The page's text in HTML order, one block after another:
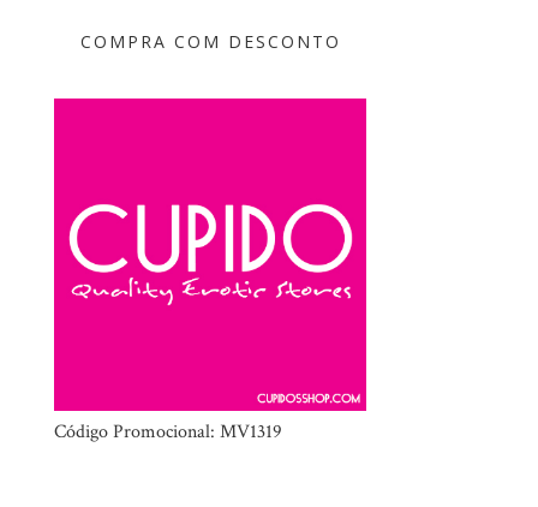
COMPRA COM DESCONTO
Código Promocional: MV1319